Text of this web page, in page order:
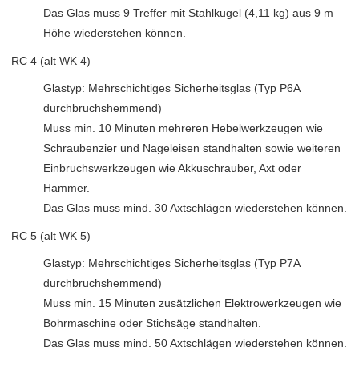
Das Glas muss 9 Treffer mit Stahlkugel (4,11 kg) aus 9 m
Höhe wiederstehen können.
RC 4 (alt WK 4)
Glastyp: Mehrschichtiges Sicherheitsglas (Typ P6A
durchbruchshemmend)
Muss min. 10 Minuten mehreren Hebelwerkzeugen wie
Schraubenzier und Nageleisen standhalten sowie weiteren
Einbruchswerkzeugen wie Akkuschrauber, Axt oder
Hammer.
Das Glas muss mind. 30 Axtschlägen wiederstehen können.
RC 5 (alt WK 5)
Glastyp: Mehrschichtiges Sicherheitsglas (Typ P7A
durchbruchshemmend)
Muss min. 15 Minuten zusätzlichen Elektrowerkzeugen wie
Bohrmaschine oder Stichsäge standhalten.
Das Glas muss mind. 50 Axtschlägen wiederstehen können.